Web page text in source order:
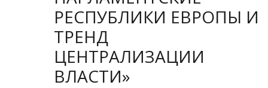
РЕСПУБЛИКИ ЕВРОПЫ И
ТРЕНД
ЦЕНТРАЛИЗАЦИИ
ВЛАСТИ»